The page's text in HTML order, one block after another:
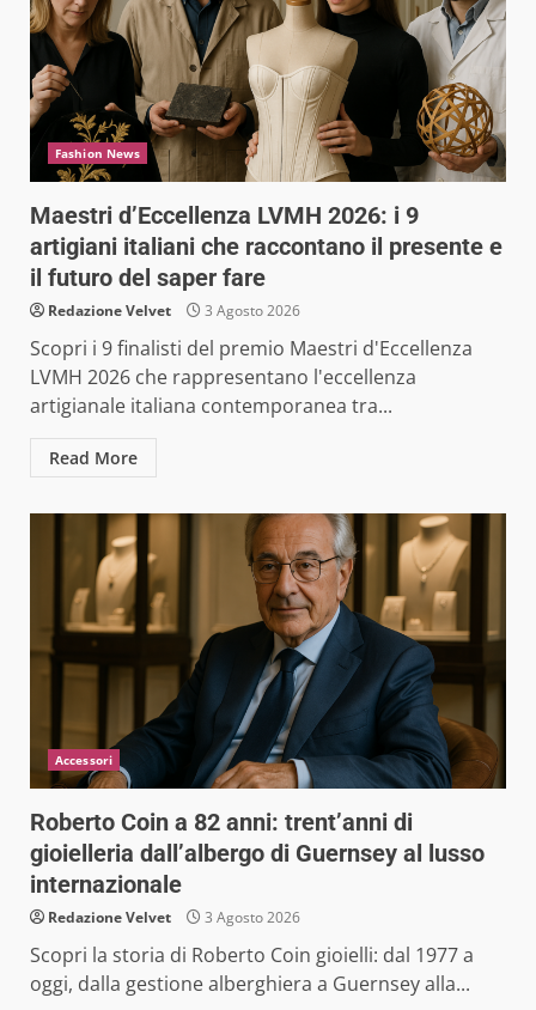
Fashion News
Maestri d’Eccellenza LVMH 2026: i 9
artigiani italiani che raccontano il presente e
il futuro del saper fare
Redazione Velvet 3 Agosto 2026
Scopri i 9 finalisti del premio Maestri d'Eccellenza
LVMH 2026 che rappresentano l'eccellenza
artigianale italiana contemporanea tra...
Read More
Accessori
Roberto Coin a 82 anni: trent’anni di
gioielleria dall’albergo di Guernsey al lusso
internazionale
Redazione Velvet 3 Agosto 2026
Scopri la storia di Roberto Coin gioielli: dal 1977 a
oggi, dalla gestione alberghiera a Guernsey alla...